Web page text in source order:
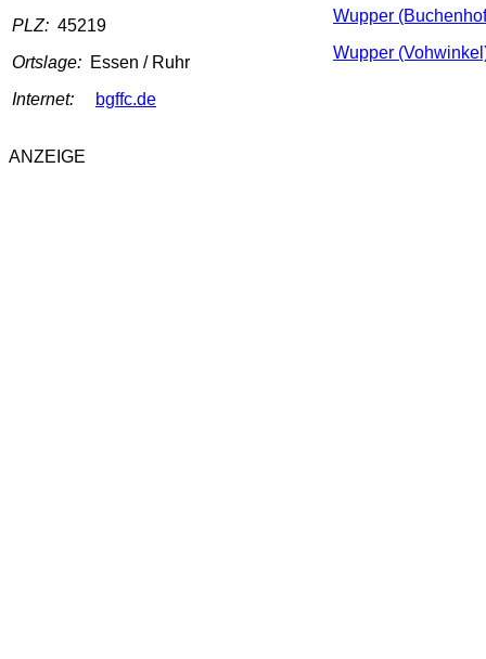
PLZ: 45219
Ortslage: Essen / Ruhr
Internet:
bgffc.de
Wupper
Wupper
ANZEIGE